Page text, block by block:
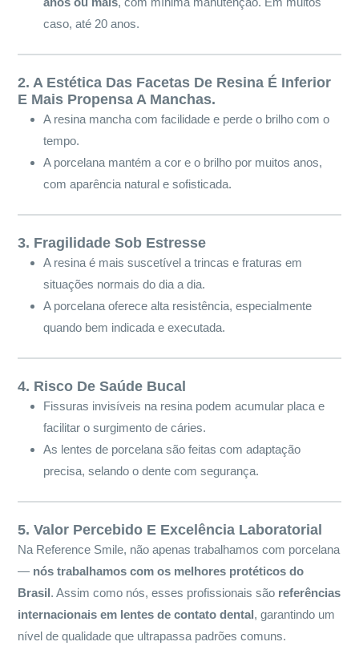
caso, até 20 anos.
2. A Estética Das Facetas De Resina É Inferior
E Mais Propensa A Manchas.
A resina mancha com facilidade e perde o brilho com o
tempo.
A porcelana mantém a cor e o brilho por muitos anos,
com aparência natural e sofisticada.
3. Fragilidade Sob Estresse
A resina é mais suscetível a trincas e fraturas em
situações normais do dia a dia.
A porcelana oferece alta resistência, especialmente
quando bem indicada e executada.
4. Risco De Saúde Bucal
Fissuras invisíveis na resina podem acumular placa e
facilitar o surgimento de cáries.
As lentes de porcelana são feitas com adaptação
precisa, selando o dente com segurança.
5. Valor Percebido E Excelência Laboratorial
Na Reference Smile, não apenas trabalhamos com porcelana
— nós trabalhamos com os melhores protéticos do
Brasil. Assim como nós, esses profissionais são referências
internacionais em lentes de contato dental, garantindo um
nível de qualidade que ultrapassa padrões comuns.